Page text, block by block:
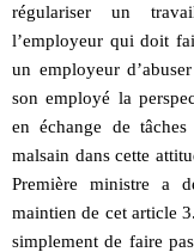
régulariser un
l’employeur qui doit
un employeur
son employé la
en échange de
malsain dans cette
Première ministre a
maintien de cet article
simplement de faire